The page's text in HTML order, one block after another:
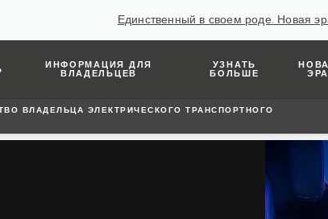
Единственный в своем роде. Новая
ИНФОРМАЦИЯ ДЛЯ
ВЛАДЕЛЬЦЕВ
УЗНАТЬ
БОЛЬШЕ
ЭРА
ВЛАДЕЛЬЦА ЭЛЕКТРИЧЕСКОГО ТРАНСПОРТНОГО